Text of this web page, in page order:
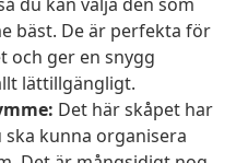
bäst. De är perfekta för
och ger en snygg
lättillgängligt.
Det här skåpet har
kunna organisera